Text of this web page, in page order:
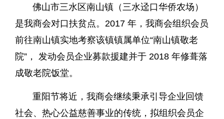
佛山市三水区南山镇（三水迳口华侨农场）
是我商会对口扶贫点。2017 年，我商会组织会员
前往南山镇实地考察该镇镇属单位“南山镇敬老
院”， 发动会员企业募款援建并于 2018 年修葺落
成敬老院饭堂。
重阳节将近，我商会继续秉承引导企业回馈
社会、热心公益慈善事业的传统，拟组织会员企